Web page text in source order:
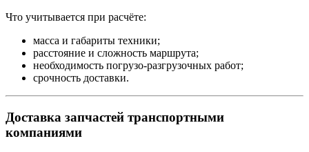
Что учитывается при расчёте:
масса и габариты техники;
расстояние и сложность маршрута;
необходимость погрузо-разгрузочных работ;
срочность доставки.
Доставка запчастей транспортными
компаниями